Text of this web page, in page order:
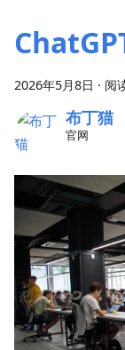
2026年5月8日 · 阅
布丁猫
官网